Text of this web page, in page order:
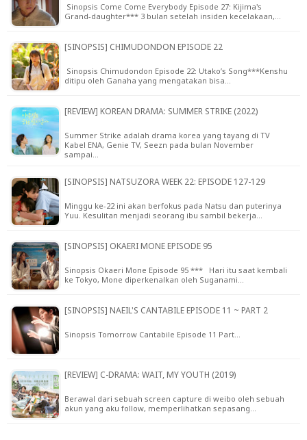
Sinopsis Come Come Everybody Episode 27: Kijima's
Grand-daughter*** 3 bulan setelah insiden kecelakaan,…
[SINOPSIS] CHIMUDONDON EPISODE 22
Sinopsis Chimudondon Episode 22: Utako’s Song***Kenshu
ditipu oleh Ganaha yang mengatakan bisa…
[REVIEW] KOREAN DRAMA: SUMMER STRIKE (2022)
Summer Strike adalah drama korea yang tayang di TV
Kabel ENA, Genie TV, Seezn pada bulan November
sampai…
[SINOPSIS] NATSUZORA WEEK 22: EPISODE 127-129
Minggu ke-22 ini akan berfokus pada Natsu dan puterinya
Yuu. Kesulitan menjadi seorang ibu sambil bekerja…
[SINOPSIS] OKAERI MONE EPISODE 95
Sinopsis Okaeri Mone Episode 95 *** Hari itu saat kembali
ke Tokyo, Mone diperkenalkan oleh Suganami…
[SINOPSIS] NAEIL'S CANTABILE EPISODE 11 ~ PART 2
Sinopsis Tomorrow Cantabile Episode 11 Part…
[REVIEW] C-DRAMA: WAIT, MY YOUTH (2019)
Berawal dari sebuah screen capture di weibo oleh sebuah
akun yang aku follow, memperlihatkan sepasang…